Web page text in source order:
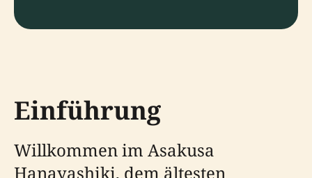
Einführung
Willkommen im Asakusa
Hanayashiki, dem ältesten